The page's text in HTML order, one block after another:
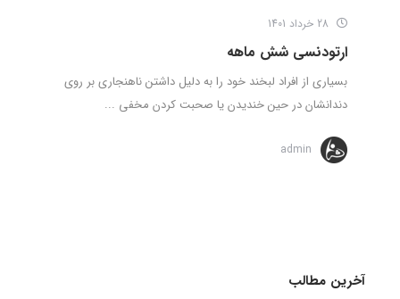
ارتودنسی شش ماهه
بسیاری از افراد لبخند خود را به دلیل داشتن ناهنجاری بر روی
دندانشان در حین خندیدن یا صحبت کردن مخفی ...
admin
آخرین مطالب